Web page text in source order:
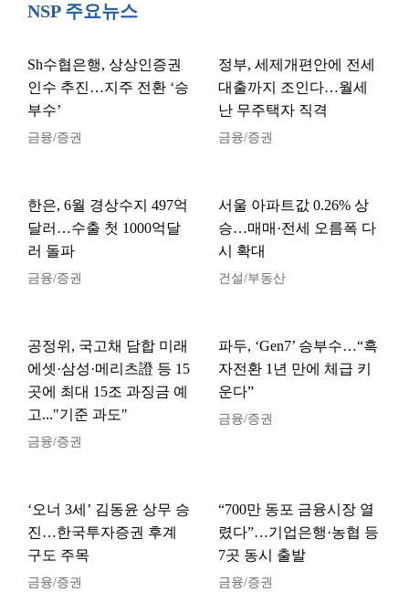
NSP 주요뉴스
Sh수협은행, 상상인증권
인수 추진…지주 전환 ‘승
부수’
금융/증권
정부, 세제개편안에 전세
대출까지 조인다…월세
난 무주택자 직격
금융/증권
한은, 6월 경상수지 497억
달러…수출 첫 1000억달
러 돌파
금융/증권
서울 아파트값 0.26% 상
승…매매·전세 오름폭 다
시 확대
건설/부동산
공정위, 국고채 담합 미래
에셋·삼성·메리츠證 등 15
곳에 최대 15조 과징금 예
고..."기준 과도"
금융/증권
파두, ‘Gen7’ 승부수…“흑
자전환 1년 만에 체급 키
운다”
금융/증권
‘오너 3세’ 김동윤 상무 승
진…한국투자증권 후계
구도 주목
금융/증권
“700만 동포 금융시장 열
렸다”…기업은행·농협 등
7곳 동시 출발
금융/증권